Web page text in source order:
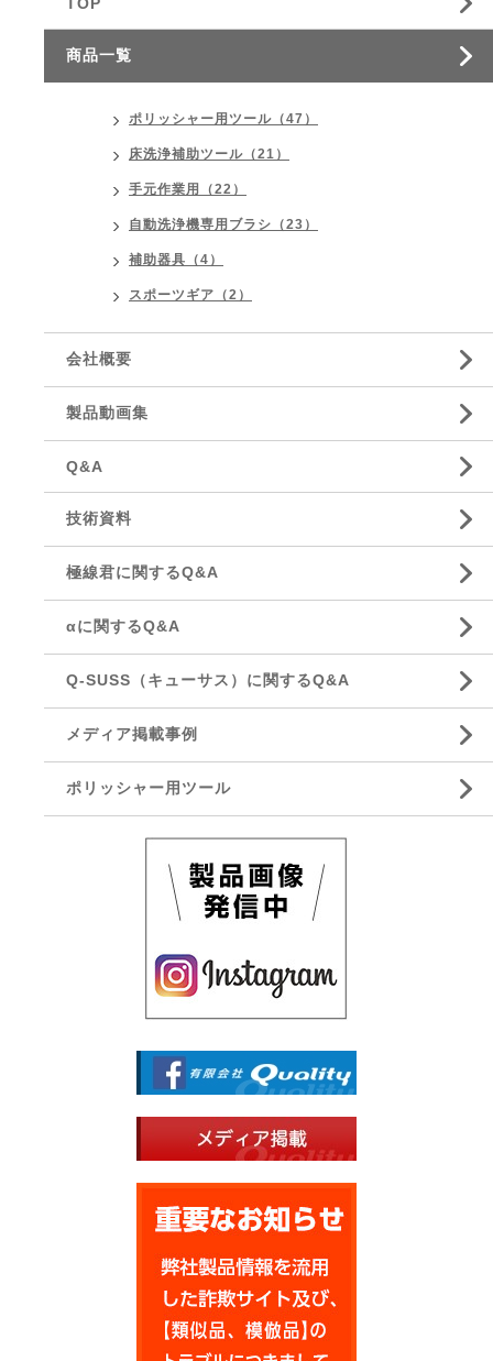
商品一覧
ポリッシャー用ツール（47）
床洗浄補助ツール（21）
手元作業用（22）
自動洗浄機専用ブラシ（23）
補助器具（4）
スポーツギア（2）
会社概要
製品動画集
Q&A
技術資料
極線君に関するQ&A
αに関するQ&A
Q-SUSS（キューサス）に関するQ&A
メディア掲載事例
ポリッシャー用ツール